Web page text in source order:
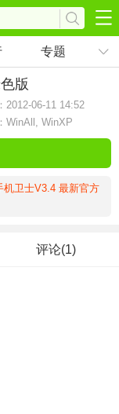
专题
版
2012-06-11 14:52
WinAll, WinXP
机卫士V3.4 最新官方
评论(1)